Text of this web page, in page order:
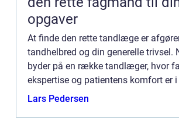
opgaver
At finde den rette tandlæge er
tandhelbred og din generelle trivsel.
byder på en række tandlæger, hvor
ekspertise og patientens komfort er
vælge en tandlæ...
Lars Pedersen